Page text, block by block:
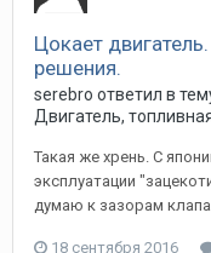
Цокает
решения.
serebro ответил в
Двигатель,
Такая же хрень. С
эксплуатации
думаю к зазорам
18 сентября 2016